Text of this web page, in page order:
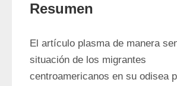
Resumen
El artículo plasma de manera
situación de los migrantes
centroamericanos en su odisea